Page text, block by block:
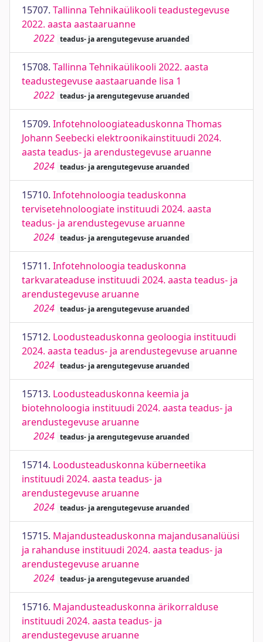
15707. Tallinna Tehnikaülikooli teadustegevuse
2022. aasta aastaaruanne
2022 teadus- ja arengutegevuse aruanded
15708. Tallinna Tehnikaülikooli 2022. aasta
teadustegevuse aastaaruande lisa 1
2022 teadus- ja arengutegevuse aruanded
15709. Infotehnoloogiateaduskonna Thomas
Johann Seebecki elektroonikainstituudi 2024.
aasta teadus- ja arendustegevuse aruanne
2024 teadus- ja arengutegevuse aruanded
15710. Infotehnoloogia teaduskonna
tervisetehnoloogiate instituudi 2024. aasta
teadus- ja arendustegevuse aruanne
2024 teadus- ja arengutegevuse aruanded
15711. Infotehnoloogia teaduskonna
tarkvarateaduse instituudi 2024. aasta teadus- ja
arendustegevuse aruanne
2024 teadus- ja arengutegevuse aruanded
15712. Loodusteaduskonna geoloogia instituudi
2024. aasta teadus- ja arendustegevuse aruanne
2024 teadus- ja arengutegevuse aruanded
15713. Loodusteaduskonna keemia ja
biotehnoloogia instituudi 2024. aasta teadus- ja
arendustegevuse aruanne
2024 teadus- ja arengutegevuse aruanded
15714. Loodusteaduskonna küberneetika
instituudi 2024. aasta teadus- ja
arendustegevuse aruanne
2024 teadus- ja arengutegevuse aruanded
15715. Majandusteaduskonna majandusanalüüsi
ja rahanduse instituudi 2024. aasta teadus- ja
arendustegevuse aruanne
2024 teadus- ja arengutegevuse aruanded
15716. Majandusteaduskonna ärikorralduse
instituudi 2024. aasta teadus- ja
arendustegevuse aruanne